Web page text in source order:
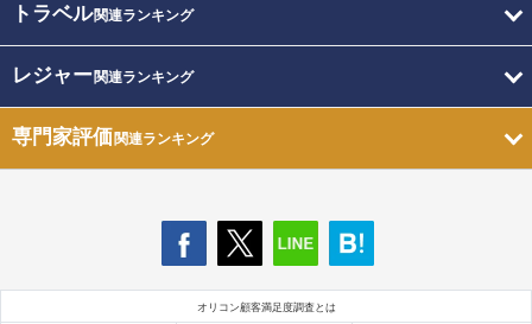
トラベル関連ランキング
レジャー関連ランキング
専門家評価関連ランキング
オリコン顧客満足度調査とは